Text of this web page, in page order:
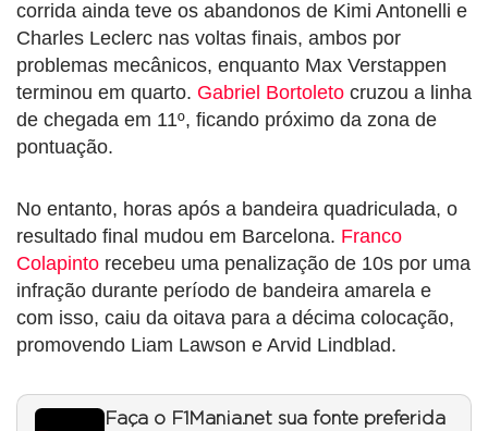
corrida ainda teve os abandonos de Kimi Antonelli e
Charles Leclerc nas voltas finais, ambos por
problemas mecânicos, enquanto Max Verstappen
terminou em quarto. Gabriel Bortoleto cruzou a linha
de chegada em 11º, ficando próximo da zona de
pontuação.
No entanto, horas após a bandeira quadriculada, o
resultado final mudou em Barcelona. Franco
Colapinto recebeu uma penalização de 10s por uma
infração durante período de bandeira amarela e
com isso, caiu da oitava para a décima colocação,
promovendo Liam Lawson e Arvid Lindblad.
Faça o F1Mania.net sua fonte preferida